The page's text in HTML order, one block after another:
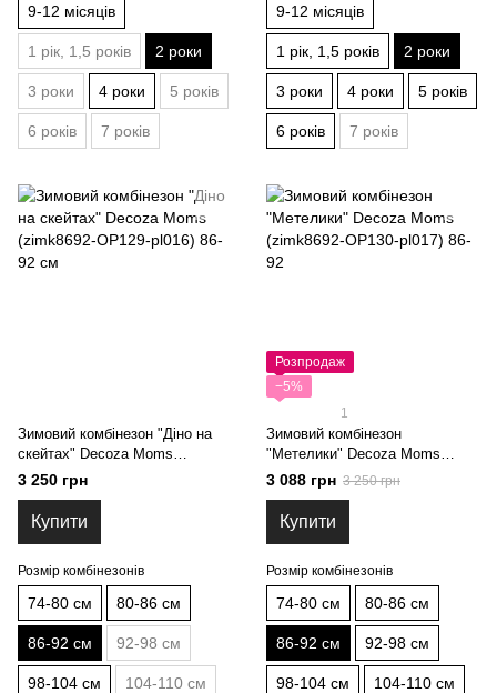
9-12 місяців
1 рік, 1,5 років 2 роки
3 роки 4 роки 5 років
6 років 7 років
9-12 місяців
1 рік, 1,5 років 2 роки
3 роки 4 роки 5 років
6 років 7 років
Зимовий комбінезон "Діно на
скейтах" Decoza Moms
(zimk8692-OP129-pl016) 86-92
3 250 грн
Купити
Розмір комбінезонів
74-80 см 80-86 см
86-92 см 92-98 см
98-104 см 104-110 см
Розпродаж
−5%
1
Зимовий комбінезон
"Метелики" Decoza Moms
(zimk8692-OP130-pl017) 86-92
3 088 грн 3 250 грн
Купити
Розмір комбінезонів
74-80 см 80-86 см
86-92 см 92-98 см
98-104 см 104-110 см